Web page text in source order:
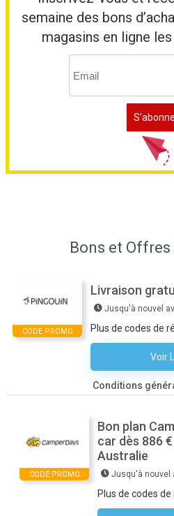
semaine des bons
magasins en ligne
Bons et Offres
CODE PROMO
Livraison
Jusqu'à nouvel
Plus de codes de
Voir
Aucun
Conditions
CODE PROMO
Bon plan
car dès 886
Australie
Jusqu'à nouvel
Plus de codes